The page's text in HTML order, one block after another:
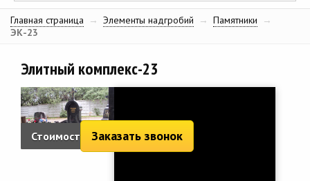
Главная страница → Элементы надгробий → Памятники
→
ЭК-23
Элитный комплекс-23
Стоимость: 18 447 руб.
Заказать звонок